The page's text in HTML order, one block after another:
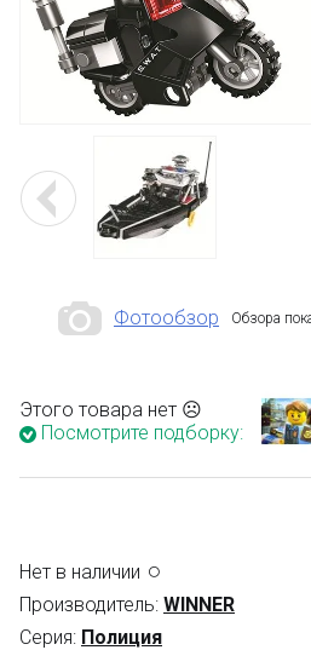
Фотообзор Обзора
Этого товара нет ☹
Посмотрите подборку:
Нет в наличии
Производитель: WINNER
Серия: Полиция